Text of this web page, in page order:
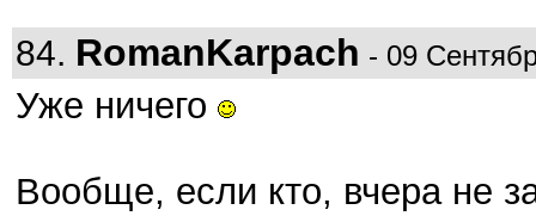
84. RomanKarpach - 09
Уже ничего
Вообще, если кто, вчера не